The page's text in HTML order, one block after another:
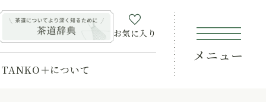
お気に入り
メニュー
TANKO＋について